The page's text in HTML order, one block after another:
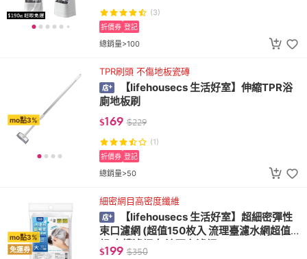
(3)
總銷量>100
折價券 登記
mo點3%
TPR刷頭 不傷地板瓷磚
【lifehousecs 生活好室】伸縮TPR浴
廁地板刷
$169 $229
(1)
總銷量>50
折價券 登記
mo點3%
免運券
細密網目高密度纖維
【lifehousecs 生活好室】超細密彈性
束口濾網 (超值150枚入 流理臺濾水網超值
組 水槽濾網大 流理台濾網)
$199 $350